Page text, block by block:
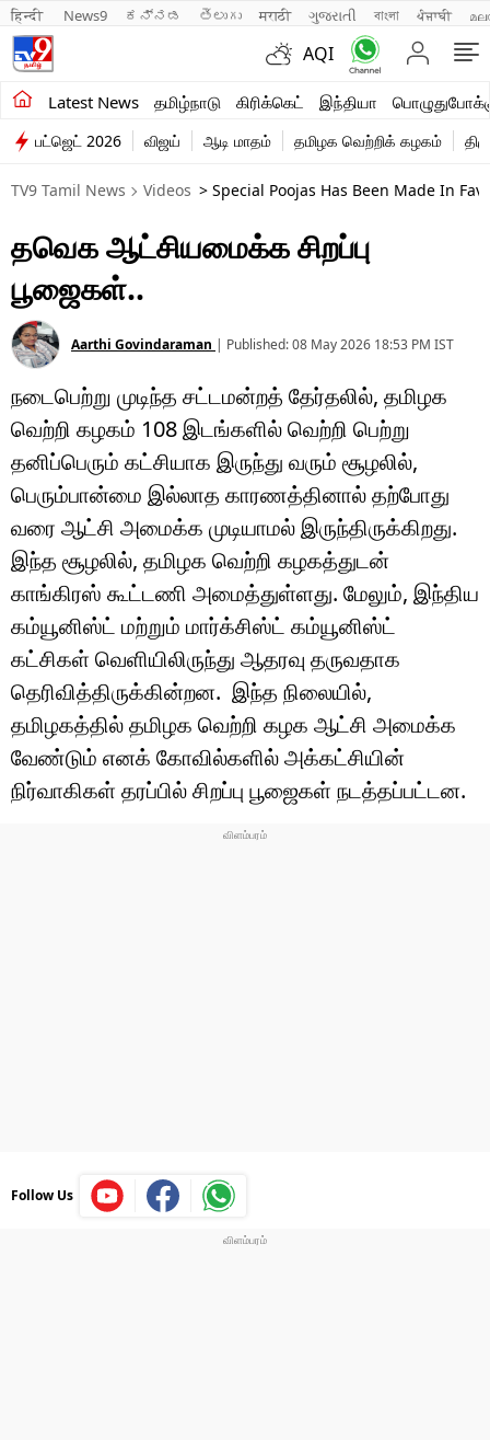
हिन्दी News9 ಕನ್ನಡ తెలుగు मराठी ગુજરાતી বাংলা ਪੰਜਾਬੀ
AQI
Latest News தமிழ்நாடு கிரிக்கெட் இந்தியா
சமீபத்திய செய்திகள்
தமிழ்நாடு
இந்தியா
உலகம்
விளையாட்டு
பொழுதுபோக்கு
லைஃப்ஸ்டைல்
வணிகம்
டெக்னாலஜி
ஆன்மீகம்
வைரல்
ஹெஃல்த்
ஷார்ட் வீடியோஸ்
வலை கதைகள்
போட்டோ கேலரி
பட்ஜெட் 2026 விஜய் ஆடி மாதம் தமிழக வெற்றிக் கழகம்
TV9 Tamil News Videos > Special Poojas Has Been Made In
தவெக ஆட்சியமைக்க சிறப்பு
பூஜைகள்..
Aarthi Govindaraman | Published:08 May 2026 18:53 PM IST
நடைபெற்று முடிந்த சட்டமன்றத் தேர்தலில், தமிழக
வெற்றி கழகம் 108 இடங்களில் வெற்றி பெற்று
தனிப்பெரும் கட்சியாக இருந்து வரும் சூழலில்,
பெரும்பான்மை இல்லாத காரணத்தினால் தற்போது
வரை ஆட்சி அமைக்க முடியாமல் இருந்திருக்கிறது.
இந்த சூழலில், தமிழக வெற்றி கழகத்துடன்
காங்கிரஸ் கூட்டணி அமைத்துள்ளது. மேலும், இந்திய
கம்யூனிஸ்ட் மற்றும் மார்க்சிஸ்ட் கம்யூனிஸ்ட்
கட்சிகள் வெளியிலிருந்து ஆதரவு தருவதாக
தெரிவித்திருக்கின்றன. இந்த நிலையில்,
தமிழகத்தில் தமிழக வெற்றி கழக ஆட்சி அமைக்க
வேண்டும் எனக் கோவில்களில் அக்கட்சியின்
நிர்வாகிகள் தரப்பில் சிறப்பு பூஜைகள் நடத்தப்பட்டன.
Follow Us